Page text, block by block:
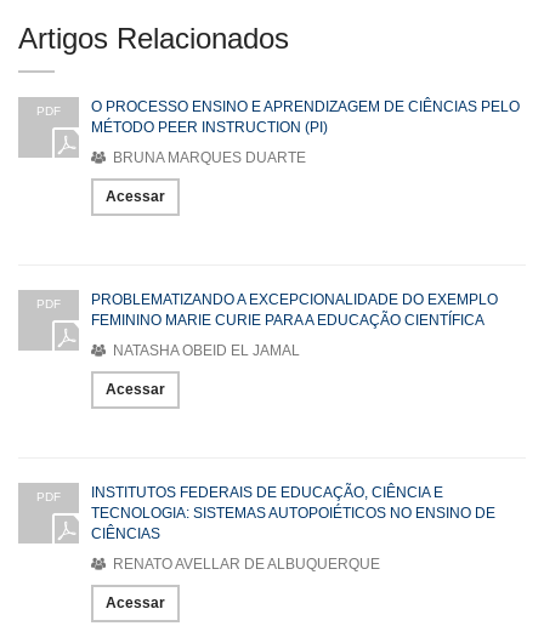
Artigos Relacionados
PDF
O PROCESSO ENSINO E APRENDIZAGEM DE CIÊNCIAS PELO
MÉTODO PEER INSTRUCTION (PI)
BRUNA MARQUES DUARTE
Acessar
PDF
PROBLEMATIZANDO A EXCEPCIONALIDADE DO EXEMPLO
FEMININO MARIE CURIE PARA A EDUCAÇÃO CIENTÍFICA
NATASHA OBEID EL JAMAL
Acessar
PDF
INSTITUTOS FEDERAIS DE EDUCAÇÃO, CIÊNCIA E
TECNOLOGIA: SISTEMAS AUTOPOIÉTICOS NO ENSINO DE
CIÊNCIAS
RENATO AVELLAR DE ALBUQUERQUE
Acessar